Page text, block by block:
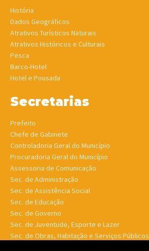
História
Dados Geográficos
Atrativos Turísticos Naturais
Atrativos Históricos e Culturais
Pesca
Barco-Hotel
Hotel e Pousada
Secretarias
Prefeito
Chefe de Gabinete
Controladoria Geral do Município
Procuradoria Geral do Município
Assessoria de Comunicação
Sec. de Administração
Sec. de Assistência Social
Sec. de Educação
Sec. de Governo
Sec. de Juventude, Esporte e Lazer
Sec. de Obras, Habitação e Serviços Públicos